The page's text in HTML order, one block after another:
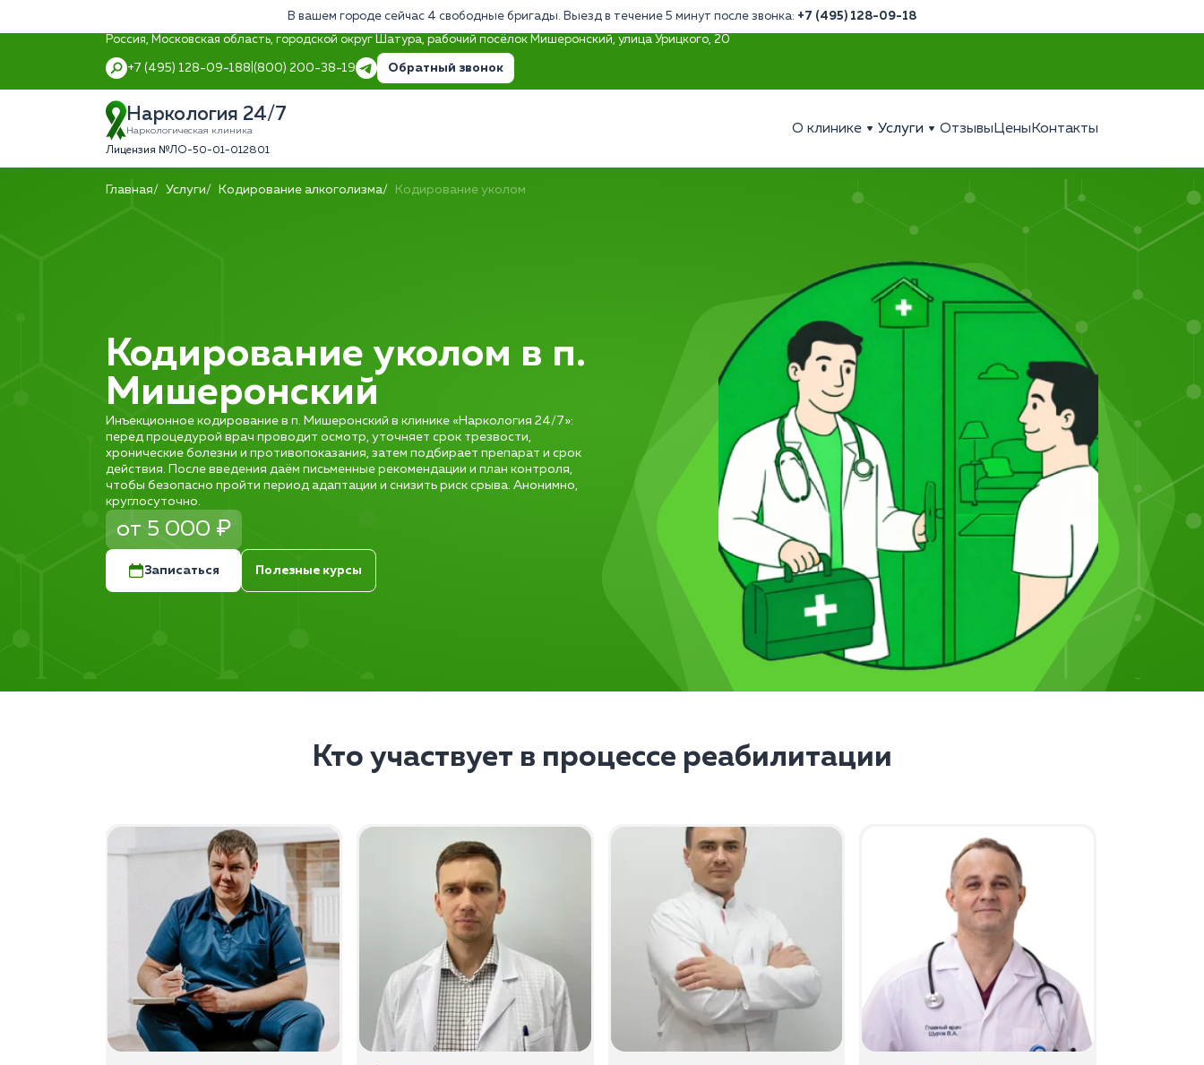
В вашем городе сейчас 4 свободные бригады. Выезд в течение 5 минут после звонка: +7 (495) 128-09-18
Россия, Московская область, городской округ Шатура, рабочий посёлок Мишеронский, улица Урицкого, 20
+7 (495) 128-09-188 (800) 200-38-19 Обратный звонок
Наркология 24/7
Наркологическая клиника
Лицензия №ЛО-50-01-012801
О клинике Услуги Отзывы Цены Контакты
Главная Услуги Кодирование алкоголизма Кодирование уколом
Кодирование уколом в п.
Мишеронский
Инъекционное кодирование в п. Мишеронский в клинике «Наркология 24/7»:
перед процедурой врач проводит осмотр, уточняет срок трезвости,
хронические болезни и противопоказания, затем подбирает препарат и срок
действия. После введения даём письменные рекомендации и план контроля,
чтобы безопасно пройти период адаптации и снизить риск срыва. Анонимно,
круглосуточно.
от 5 000 ₽
Записаться Полезные курсы
Кто участвует в процессе реабилитации